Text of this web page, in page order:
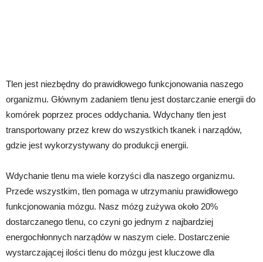
Tlen jest niezbędny do prawidłowego funkcjonowania naszego
organizmu. Głównym zadaniem tlenu jest dostarczanie energii do
komórek poprzez proces oddychania. Wdychany tlen jest
transportowany przez krew do wszystkich tkanek i narządów,
gdzie jest wykorzystywany do produkcji energii.
Wdychanie tlenu ma wiele korzyści dla naszego organizmu.
Przede wszystkim, tlen pomaga w utrzymaniu prawidłowego
funkcjonowania mózgu. Nasz mózg zużywa około 20%
dostarczanego tlenu, co czyni go jednym z najbardziej
energochłonnych narządów w naszym ciele. Dostarczenie
wystarczającej ilości tlenu do mózgu jest kluczowe dla